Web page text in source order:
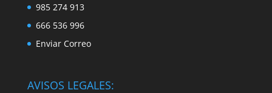
985 274 913
666 536 996
Enviar Correo
AVISOS LEGALES: